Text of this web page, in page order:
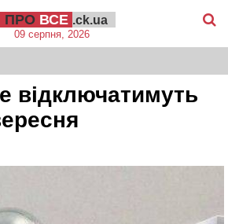
ПРО ВСЕ .ck.ua
09 серпня, 2026
відключатимуть